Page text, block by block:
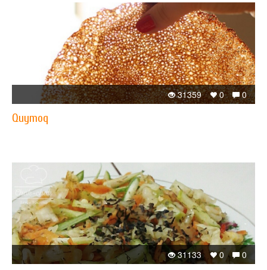
0
0
31359
Quymoq
0
0
31133